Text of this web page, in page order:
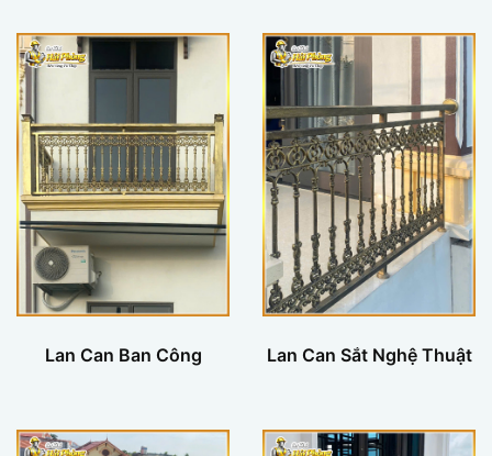
Lan Can Ban Công Lan Can Sắt Nghệ Thuật